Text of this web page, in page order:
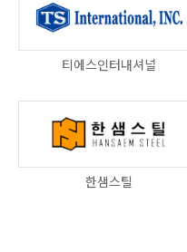
티에스인터내셔널
한샘스틸